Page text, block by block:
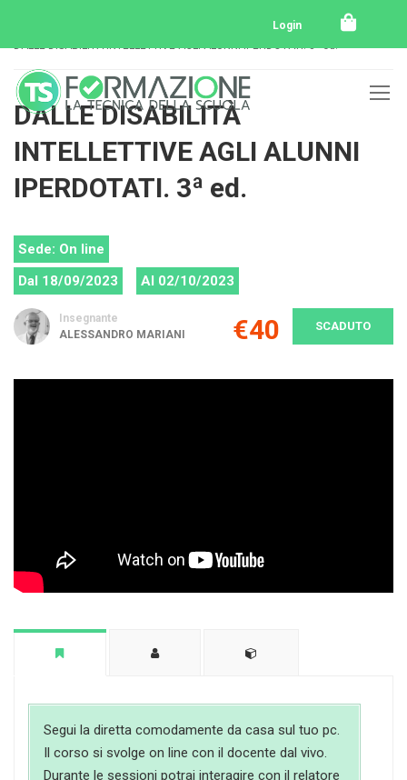
Login
DALLE DISABILITÀ INTELLETTIVE AGLI ALUNNI IPERDOTATI. 3ª ed.
DALLE DISABILITÀ
INTELLETTIVE AGLI ALUNNI
IPERDOTATI. 3ª ed.
Sede: On line
Dal 18/09/2023
Al 02/10/2023
Insegnante
ALESSANDRO MARIANI
€40 SCADUTO
Segui la diretta comodamente da casa sul tuo pc.
Il corso si svolge on line con il docente dal vivo.
Durante le sessioni potrai interagire con il relatore